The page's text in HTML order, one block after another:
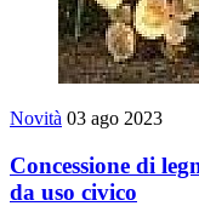
Novità 03 ago 2023
Concessione di
da uso civico